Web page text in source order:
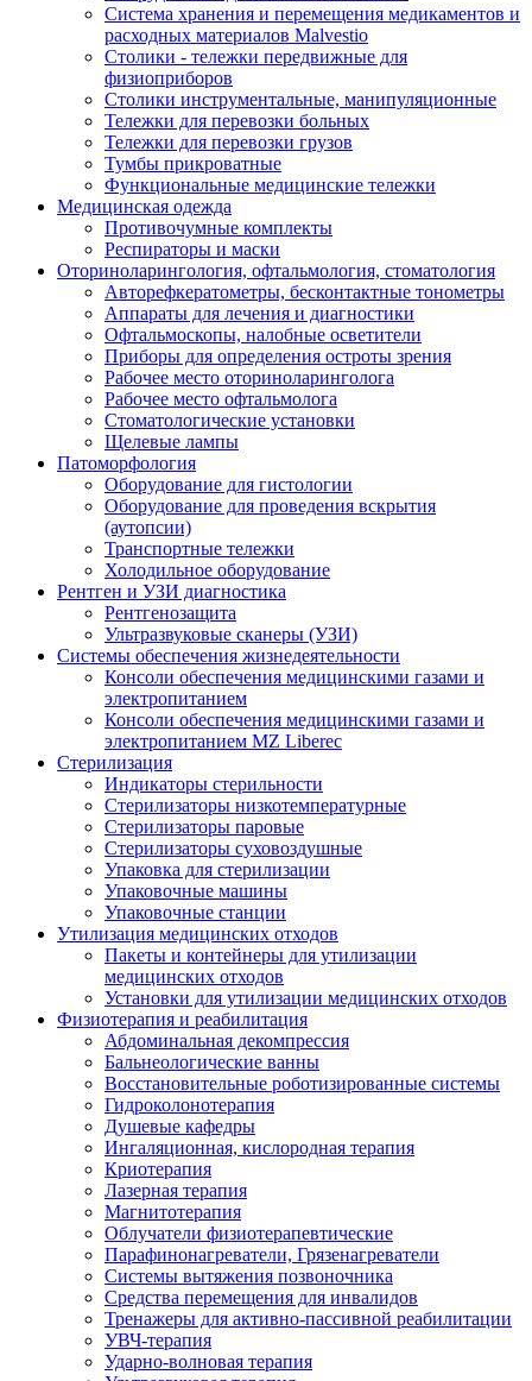
Система хранения и перемещения медикаментов и
расходных материалов Malvestio
Столики - тележки передвижные для
физиоприборов
Столики инструментальные, манипуляционные
Тележки для перевозки больных
Тележки для перевозки грузов
Тумбы прикроватные
Функциональные медицинские тележки
Медицинская одежда
Противочумные комплекты
Респираторы и маски
Оториноларингология, офтальмология, стоматология
Авторефкератометры, бесконтактные тонометры
Аппараты для лечения и диагностики
Офтальмоскопы, налобные осветители
Приборы для определения остроты зрения
Рабочее место оториноларинголога
Рабочее место офтальмолога
Стоматологические установки
Щелевые лампы
Патоморфология
Оборудование для гистологии
Оборудование для проведения вскрытия
(аутопсии)
Транспортные тележки
Холодильное оборудование
Рентген и УЗИ диагностика
Рентгенозащита
Ультразвуковые сканеры (УЗИ)
Системы обеспечения жизнедеятельности
Консоли обеспечения медицинскими газами и
электропитанием
Консоли обеспечения медицинскими газами и
электропитанием MZ Liberec
Стерилизация
Индикаторы стерильности
Стерилизаторы низкотемпературные
Стерилизаторы паровые
Стерилизаторы суховоздушные
Упаковка для стерилизации
Упаковочные машины
Упаковочные станции
Утилизация медицинских отходов
Пакеты и контейнеры для утилизации
медицинских отходов
Установки для утилизации медицинских отходов
Физиотерапия и реабилитация
Абдоминальная декомпрессия
Бальнеологические ванны
Восстановительные роботизированные системы
Гидроколонотерапия
Душевые кафедры
Ингаляционная, кислородная терапия
Криотерапия
Лазерная терапия
Магнитотерапия
Облучатели физиотерапевтические
Парафинонагреватели, Грязенагреватели
Системы вытяжения позвоночника
Средства перемещения для инвалидов
Тренажеры для активно-пассивной реабилитации
УВЧ-терапия
Ударно-волновая терапия